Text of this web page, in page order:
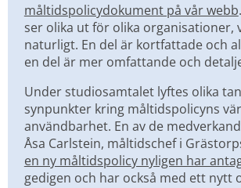
måltidspolicydokument på vår webb
ser olika ut för olika organisationer,
naturligt. En del är kortfattade och
en del är mer omfattande och
Under studiosamtalet lyftes olika
synpunkter kring måltidspolicyns
användbarhet. En av de
en ny måltidspolicy nyligen har
gedigen och har också med ett nytt